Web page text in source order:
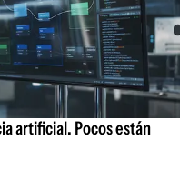
artificial. Pocos están